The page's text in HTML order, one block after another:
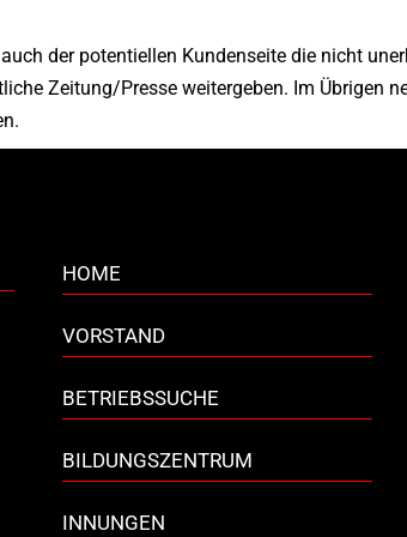
der potentiellen Kundenseite die nicht
Zeitung/Presse weitergeben. Im Übrigen
HOME
VORSTAND
BETRIEBSSUCHE
BILDUNGSZENTRUM
INNUNGEN